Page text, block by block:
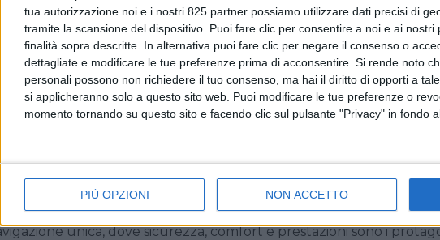
tua autorizzazione noi e i nostri 825 partner possiamo utilizzare dati precisi di
tramite la scansione del dispositivo. Puoi fare clic per consentire a noi e ai
finalità sopra descritte. In alternativa puoi fare clic per negare il consenso o
dettagliate e modificare le tue preferenze prima di acconsentire. Si rende noto
personali possono non richiedere il tuo consenso, ma hai il diritto di opporti a
si applicheranno solo a questo sito web. Puoi modificare le tue preferenze o
momento tornando su questo sito e facendo clic sul pulsante "Privacy" in fondo
PIÙ OPZIONI NON ACCETTO
il sailing yacht Katana, il quarto modello della serie di 60
con l’architetto navale Ron Holland, Katana è stato
unica, dove sicurezza, comfort e prestazioni sono i